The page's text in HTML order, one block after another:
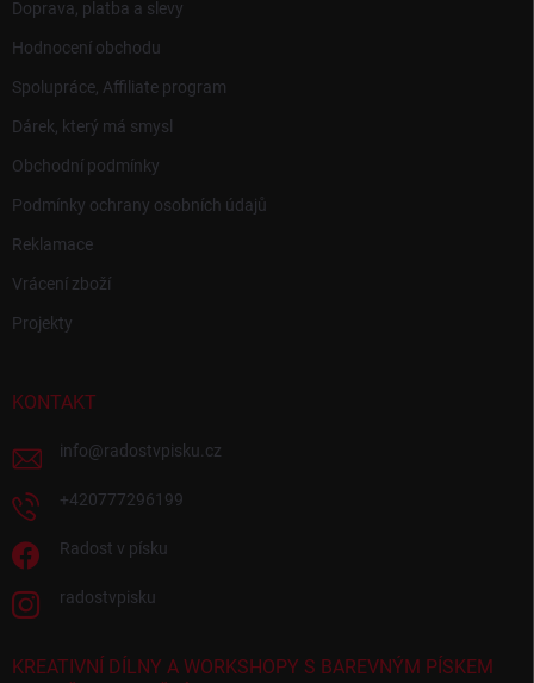
Doprava, platba a slevy
Hodnocení obchodu
Spolupráce, Affiliate program
Dárek, který má smysl
Obchodní podmínky
Podmínky ochrany osobních údajů
Reklamace
Vrácení zboží
Projekty
KONTAKT
info@radostvpisku.cz
+420777296199
Radost v písku
radostvpisku
KREATIVNÍ DÍLNY A WORKSHOPY S BAREVNÝM PÍSKEM